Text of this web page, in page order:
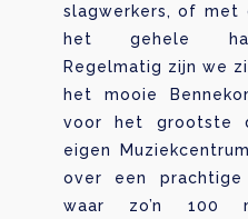
slagwerkers, of
het gehele
Regelmatig zijn we
het mooie
voor het grootste
eigen
over een
waar zo’n 100